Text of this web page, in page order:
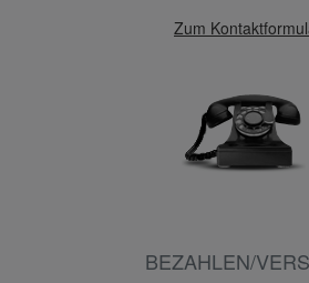
Zum
BEZAHLEN/